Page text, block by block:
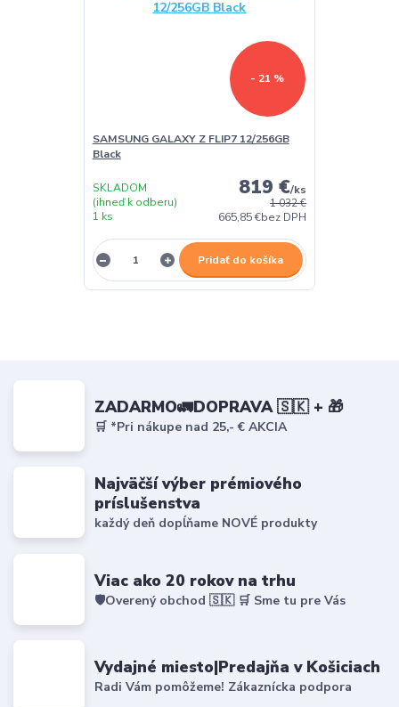
- 21 %
SAMSUNG GALAXY Z FLIP7 12/256GB
Black
1 032 €
819 €/ks
665,85 €bez DPH
SKLADOM
(ihneď k odberu)
1 ks
Pridať do košíka
ZADARMO🚛DOPRAVA 🇸🇰 + 🎁
🛒 *Pri nákupe nad 25,- € AKCIA
Najväčší výber prémiového
príslušenstva
každý deň dopĺňame NOVÉ produkty
Viac ako 20 rokov na trhu
🛡️Overený obchod 🇸🇰 🛒 Sme tu pre Vás
Vydajné miesto|Predajňa v Košiciach
Radi Vám pomôžeme! Zákaznícka podpora